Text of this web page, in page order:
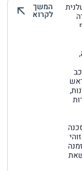
המשך
לקרוא